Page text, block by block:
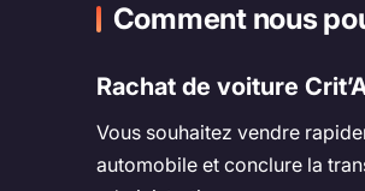
Comment nous
Rachat de voiture
Vous souhaitez vendre
automobile et conclure la